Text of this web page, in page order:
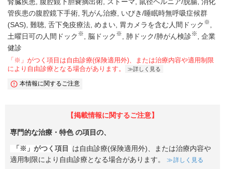
腎臓疾患
腹腔鏡下胆嚢摘出術 ストーマ 鼠径ヘルニア/脱腸 消化
管疾患の腹腔鏡下手術 乳がん治療
いびき/睡眠時無呼吸症候群
(SAS) 難聴 舌下免疫療法 めまい 胃カメラを含む人間ドック ※
土曜日可の人間ドック ※ 脳ドック ※ 肺ドック/肺がん検診※
企業
健診
「※」がつく項目は自由診療(保険適用外)、または治療内容や適用制限
により自由診療となる場合があります。
詳しく見る
本情報に関するご注意
【掲載情報に関するご注意】
専門的な治療・特色の項目の、
「※」がつく項目
は自由診療(保険適用外)、または治療内容や
適用制限により自由診療となる場合があります。
詳しく見る